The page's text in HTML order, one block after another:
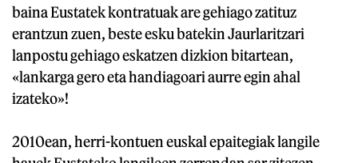
baina Eustatek kontratuak are gehiago zatituz
erantzun zuen, beste esku batekin Jaurlaritzari
lanpostu gehiago eskatzen dizkion bitartean,
«lankarga gero eta handiagoari aurre egin ahal
izateko»!
2010ean, herri-kontuen euskal epaitegiak langile